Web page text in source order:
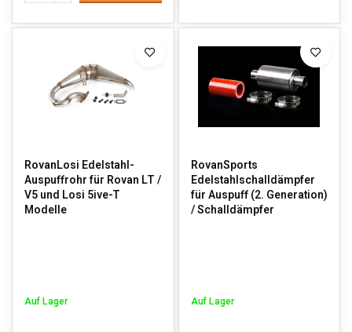
RovanLosi Edelstahl-
Auspuffrohr für Rovan LT /
V5 und Losi 5ive-T
Modelle
Auf Lager
RovanSports
Edelstahlschalldämpfer
für Auspuff (2. Generation)
/ Schalldämpfer
Auf Lager